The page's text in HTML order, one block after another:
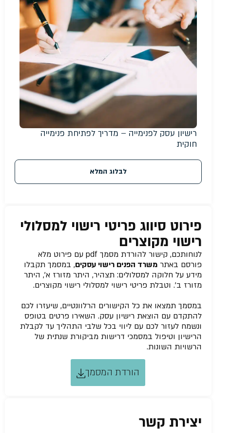
רישיון עסק לפנימייה – מדריך לפתיחת פנימייה
חוקית
לבלוג המלא
פירוט סיווג פריטי רישוי למסלולי
רישוי מקוצרים
לנוחותכם, קישור להורדת מסמך pdf עם פירוט מלא
פורסם באתרמשרד הפנים רישוי עסקים, במסמך תקבלו
מידע על חלוקה למסלולים: תצהיר, היתר מזורז א’, היתר
מזורז ב’. וטבלת פריטי רישוי למסלולי רישוי מקוצרים.
במסמך תמצאו את כל הקישורים הרלוונטיים, שיעזרו לכם
להתקדם עם הוצאת רישיון עסק. השאירו פרטים בטופס
ונשמח לעזור לכם עם ליווי בכל שלבי התהליך עד לקבלת
הרישיון וטיפול במסמכי דרישות מביקורת שנתית של
הרשויות השונות.
הורדת המסמך
יצירת קשר